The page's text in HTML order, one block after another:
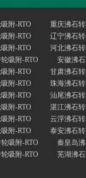
附-RTO
重庆沸石
附-RTO
辽宁沸石
附-RTO
河北沸石
吸附-RTO
安徽沸
附-RTO
甘肃沸石
附-RTO
珠海沸石
附-RTO
汕尾沸石
附-RTO
湛江沸石
附-RTO
云浮沸石
附-RTO
泰安沸石
吸附-RTO
秦皇岛
吸附-RTO
芜湖沸